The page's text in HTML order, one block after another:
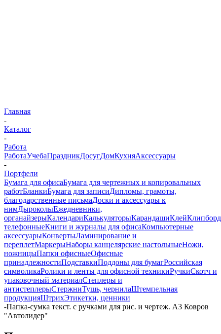
Главная
-
Каталог
-
Работа
РаботаУчебаПраздникДосугДомКухняАксессуары
-
Портфели
Бумага для офисаБумага для чертежных и копировальных
работБланкиБумага для записиДипломы, грамоты,
благодарственные письмаДоски и аксессуары к
нимДыроколыЕжедневники,
органайзерыКалендариКалькуляторыКарандашиКлей
телефонныеКниги и журналы для офисаКомпьютерные
аксессуарыКонвертыЛаминирование и
переплетМаркерыНаборы канцелярские настольныеНожи,
ножницыПапки офисныеОфисные
принадлежностиПодставкиПоддоны для бумагРоссийская
символикаРолики и ленты для офисной техникиРучкиСкотч и
упаковочный материалСтеплеры и
антистеплерыСтержниТушь, чернилаШтемпельная
продукцияШтрихЭтикетки, ценники
-Папка-сумка текст. с ручками для рис. и чертеж. А3 Ковров
"Автолидер"